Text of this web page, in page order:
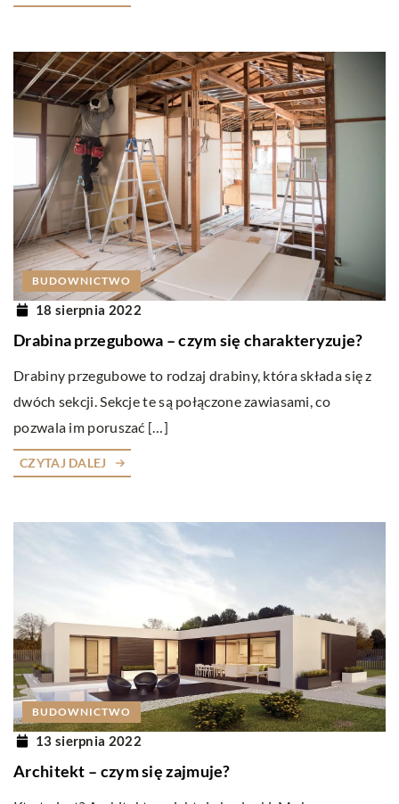
BUDOWNICTWO
18 sierpnia 2022
Drabina przegubowa – czym się charakteryzuje?
Drabiny przegubowe to rodzaj drabiny, która składa się z
dwóch sekcji. Sekcje te są połączone zawiasami, co
pozwala im poruszać […]
CZYTAJ DALEJ
BUDOWNICTWO
13 sierpnia 2022
Architekt – czym się zajmuje?